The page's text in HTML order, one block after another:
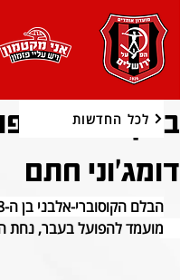
ברוך הבא
דומג'וני חתם
מועמד להפועל בעבר,
לכל החדשות